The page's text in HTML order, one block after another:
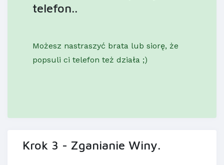
telefon..
Możesz nastraszyć brata lub siorę, że
popsuli ci telefon też działa ;)
Krok 3 - Zganianie Winy.